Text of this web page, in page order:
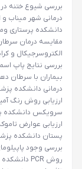
بررسی شیوع ختنه در
دانشکده پرستاری
مقایسه درمان
الکتروسرجیکال و
بررسی نتایج پاپ
بیماران با سرطان
درمانی دانشکده پزشکی
ارزیابی روش رنگ
سرویکس دانشکده
ارزیابی عوارض
پستان دانشکده پزشکی
روش PCR دانشکده پزشکی 1387